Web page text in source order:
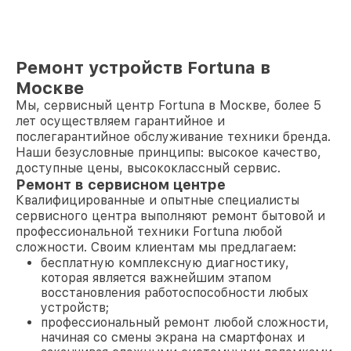
Ремонт устройств Fortuna в
Москве
Мы, сервисный центр Fortuna в Москве, более 5
лет осуществляем гарантийное и
послегарантийное обслуживание техники бренда.
Наши безусловные принципы: высокое качество,
доступные цены, высококлассный сервис.
Ремонт в сервисном центре
Квалифицированные и опытные специалисты
сервисного центра выполняют ремонт бытовой и
профессиональной техники Fortuna любой
сложности. Своим клиентам мы предлагаем:
бесплатную комплексную диагностику,
которая является важнейшим этапом
восстановления работоспособности любых
устройств;
профессиональный ремонт любой сложности,
начиная со смены экрана на смартфонах и